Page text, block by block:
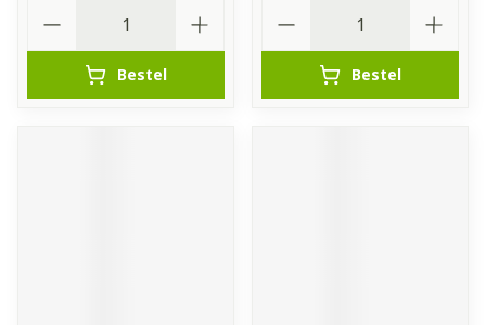
Bestel Bestel